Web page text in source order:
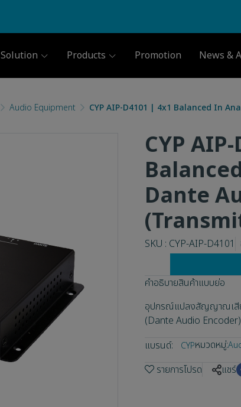
Solution Products Promotion News &
Audio Equipment CYP AIP-D4101 | 4x1 Balanced In
CYP
Dante
SKU : CYP-AIP-D4101
คำอธิบายสินค้าแบบย่อ
อุปกรณ์แปลงสัญญาณเสีย
(Dante Audio
แบรนด์:
CYPหมวดหมู่:
รายการโปรด แชร์